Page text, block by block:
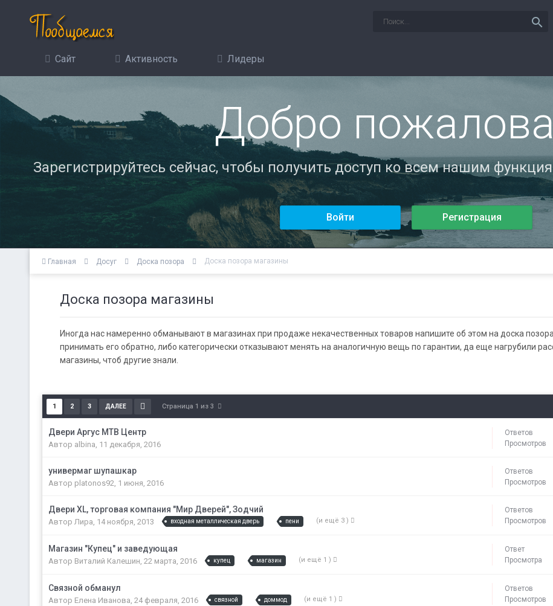
search
Сайт Активность Лидеры
Добро
Зарегистрируйтесь сейчас, чтобы получить доступ ко всем нашим
Войти Регистрация
Главная Досуг Доска позора Доска позора магазины
Доска позора магазины
Иногда нас намеренно обманывают в магазинах при продаже некачественных товаров напишите об этом на доска
принимать его обратно, либо категорически отказывают менять на аналогичную вещь по гарантии, да еще нагрубили
магазины, чтоб другие знали.
1 2 3 ДАЛЕЕ Страница 1 из 3
Двери Аргус МТВ Центр
Автор albina, 11 декабря, 2016
Ответов
Просмотров
универмаг шупашкар
Автор platonos92, 1 июня, 2016
Ответов
Просмотров
Двери XL, торговая компания "Мир Дверей", Зодчий
Автор Лира, 14 ноября, 2013 входная металлическая дверь пени (и ещё 3 )
Ответов
Просмотров
Магазин "Купец" и заведующая
Автор Виталий Калешин, 22 марта, 2016 купец магазин (и ещё 1 )
Ответ
Просмотра
Связной обманул
Автор Елена Иванова, 24 февраля, 2016 связной доммод (и ещё 1 )
Ответов
Просмотров